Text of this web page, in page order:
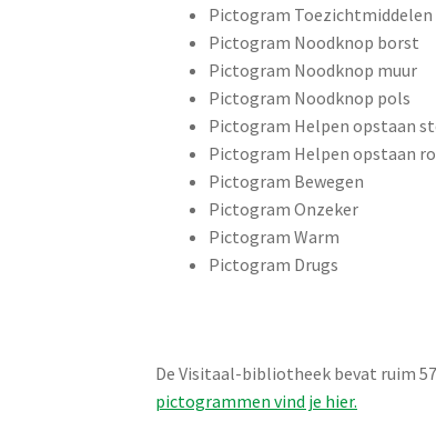
Pictogram Toezichtmiddelen
Pictogram Noodknop borst
Pictogram Noodknop muur
Pictogram Noodknop pols
Pictogram Helpen opstaan
Pictogram Helpen opstaan
Pictogram Bewegen
Pictogram Onzeker
Pictogram Warm
Pictogram Drugs
De Visitaal-bibliotheek bevat ruim
pictogrammen vind je hier.